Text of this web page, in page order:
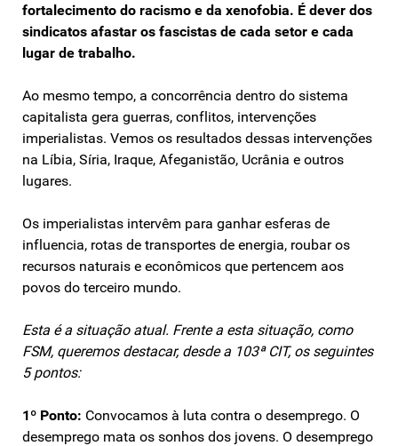
fortalecimento do racismo e da xenofobia. É dever dos
sindicatos afastar os fascistas de cada setor e cada
lugar de trabalho.
Ao mesmo tempo, a concorrência dentro do sistema
capitalista gera guerras, conflitos, intervenções
imperialistas. Vemos os resultados dessas intervenções
na Líbia, Síria, Iraque, Afeganistão, Ucrânia e outros
lugares.
Os imperialistas intervêm para ganhar esferas de
influencia, rotas de transportes de energia, roubar os
recursos naturais e econômicos que pertencem aos
povos do terceiro mundo.
Esta é a situação atual. Frente a esta situação, como
FSM, queremos destacar, desde a 103ª CIT, os seguintes
5 pontos:
1º Ponto: Convocamos à luta contra o desemprego. O
desemprego mata os sonhos dos jovens. O desemprego